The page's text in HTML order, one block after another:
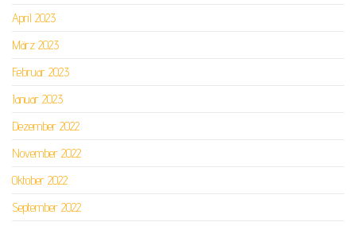
April 2023
März 2023
Februar 2023
Januar 2023
Dezember 2022
November 2022
Oktober 2022
September 2022